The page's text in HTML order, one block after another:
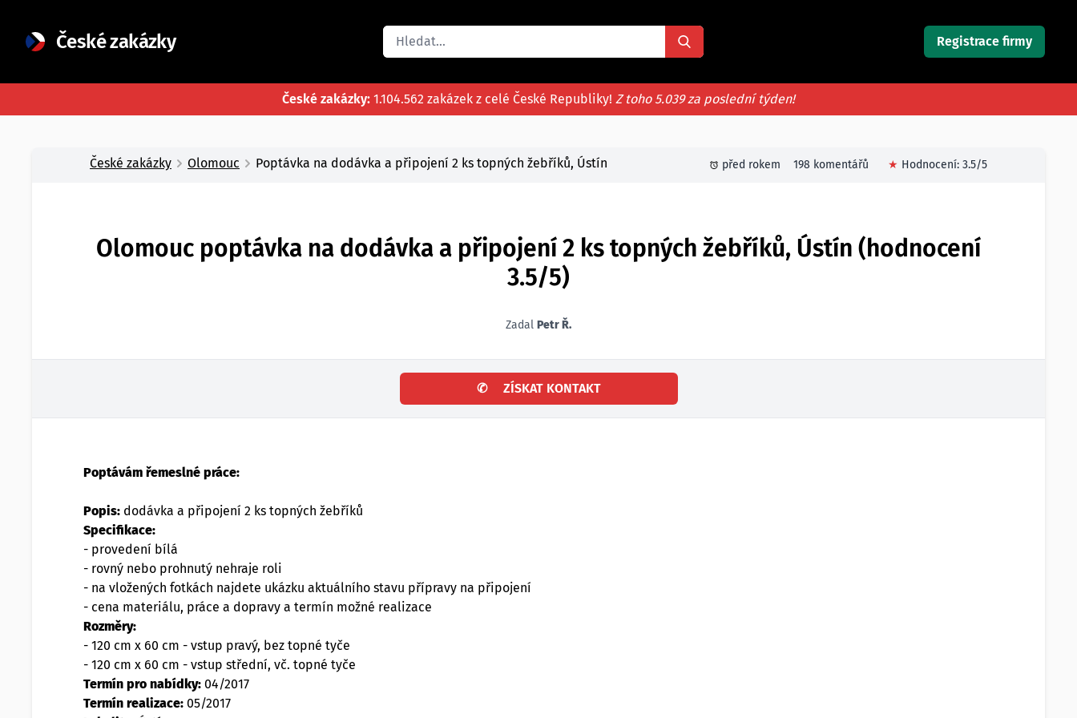
České zakázky Registrace firmy
České zakázky: 1.104.562 zakázek z celé České Republiky! Z toho 5.039 za poslední týden!
České zakázky Olomouc Poptávka na dodávka a připojení 2 ks topných žebříků, Ústín před rokem 198 komentářů ★ Hodnocení: 3.5/5
Olomouc poptávka na dodávka a připojení 2 ks topných žebříků, Ústín (hodnocení
3.5/5)
Zadal Petr Ř.
✆ ZÍSKAT KONTAKT
Poptávám řemeslné práce:
Popis: dodávka a připojení 2 ks topných žebříků
Specifikace:
- provedení bílá
- rovný nebo prohnutý nehraje roli
- na vložených fotkách najdete ukázku aktuálního stavu přípravy na připojení
- cena materiálu, práce a dopravy a termín možné realizace
Rozměry:
- 120 cm x 60 cm - vstup pravý, bez topné tyče
- 120 cm x 60 cm - vstup střední, vč. topné tyče
Termín pro nabídky: 04/2017
Termín realizace: 05/2017